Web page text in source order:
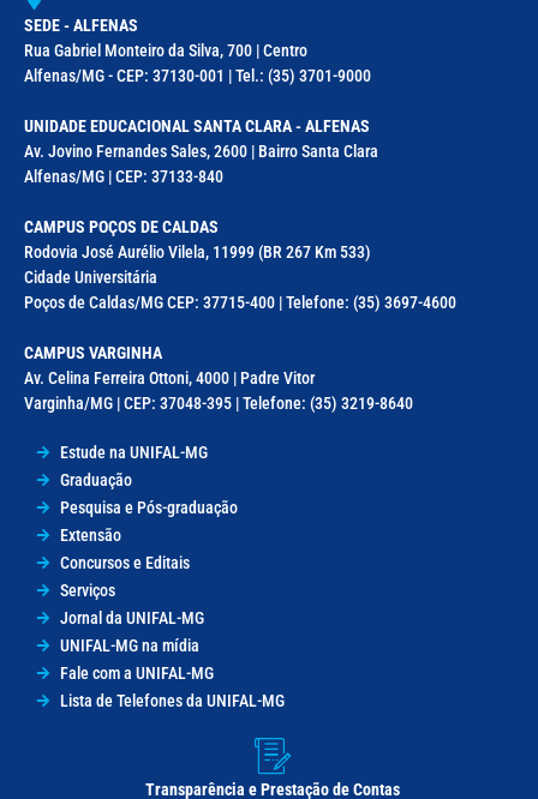
SEDE - ALFENAS
Rua Gabriel Monteiro da Silva, 700 | Centro
Alfenas/MG - CEP: 37130-001 | Tel.: (35) 3701-9000
UNIDADE EDUCACIONAL SANTA CLARA - ALFENAS
Av. Jovino Fernandes Sales, 2600 | Bairro Santa Clara
Alfenas/MG | CEP: 37133-840
CAMPUS POÇOS DE CALDAS
Rodovia José Aurélio Vilela, 11999 (BR 267 Km 533)
Cidade Universitária
Poços de Caldas/MG CEP: 37715-400 | Telefone: (35) 3697-4600
CAMPUS VARGINHA
Av. Celina Ferreira Ottoni, 4000 | Padre Vitor
Varginha/MG | CEP: 37048-395 | Telefone: (35) 3219-8640
Estude na UNIFAL-MG
Graduação
Pesquisa e Pós-graduação
Extensão
Concursos e Editais
Serviços
Jornal da UNIFAL-MG
UNIFAL-MG na mídia
Fale com a UNIFAL-MG
Lista de Telefones da UNIFAL-MG
Transparência e Prestação de Contas